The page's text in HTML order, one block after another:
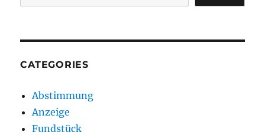
CATEGORIES
Abstimmung
Anzeige
Fundstück